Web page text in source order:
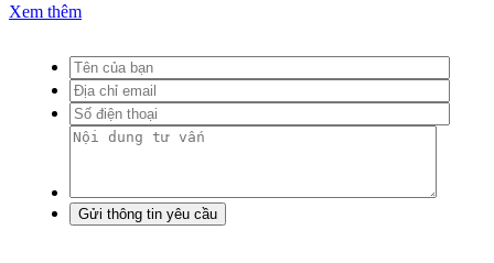
Xem thêm